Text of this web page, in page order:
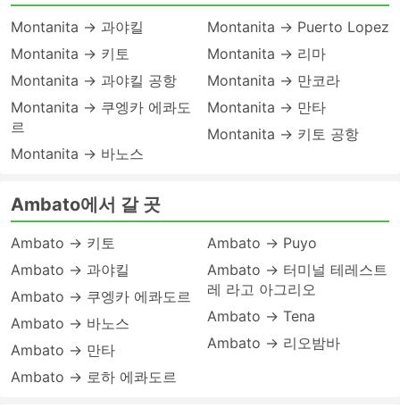
Montanita → 과야킬
Montanita → 키토
Montanita → 과야킬 공항
Montanita → 쿠엥카 에콰도
르
Montanita → 바노스
Montanita → Puerto Lopez
Montanita → 리마
Montanita → 만코라
Montanita → 만타
Montanita → 키토 공항
Ambato에서 갈 곳
Ambato → 키토
Ambato → 과야킬
Ambato → 쿠엥카 에콰도르
Ambato → 바노스
Ambato → 만타
Ambato → 로하 에콰도르
Ambato → Puyo
Ambato → 터미널 테레스트
레 라고 아그리오
Ambato → Tena
Ambato → 리오밤바